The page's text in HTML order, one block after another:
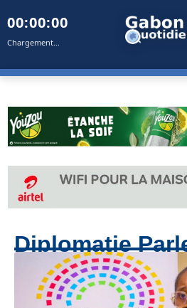
00:00:00
Chargement...
Diplomatie